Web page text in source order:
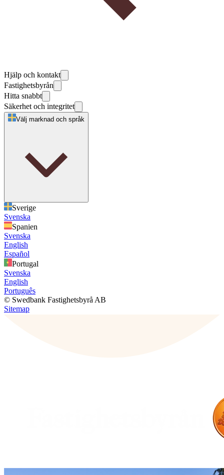
Hjälp och kontakt
Fastighetsbyrån
Hitta snabbt
Säkerhet och integritet
Välj marknad och språk
Sverige
Svenska
Spanien
Svenska
English
Español
Portugal
Svenska
English
Português
© Swedbank Fastighetsbyrå AB
Sitemap